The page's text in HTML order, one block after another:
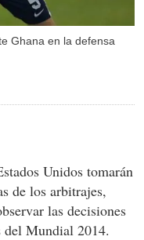
Ghana en la defensa
Unidos tomarán
de los arbitrajes,
las decisiones
del Mundial 2014.